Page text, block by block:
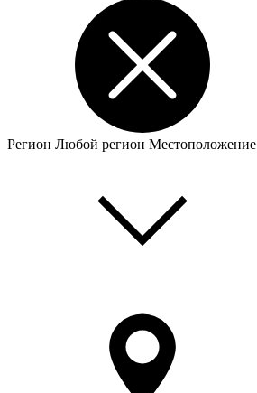
Регион Любой регион Местоположение